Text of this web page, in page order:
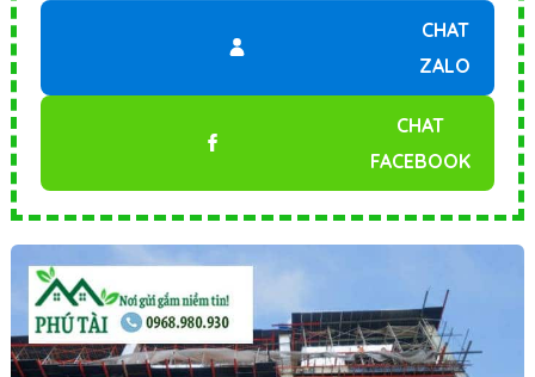
CHAT
ZALO
CHAT
FACEBOOK